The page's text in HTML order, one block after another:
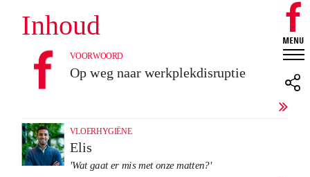
Inhoud
VOORWOORD
Op weg naar werkplekdisruptie

VLOERHYGIËNE
Elis
'Wat gaat er mis met onze matten?'